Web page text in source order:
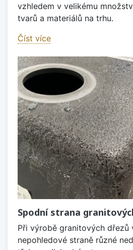
vzhledem v velikému
tvarů a materiálů na trhu.
Číst více
Spodní strana
Při výrobě granitových dřezů
nepohledové straně různé